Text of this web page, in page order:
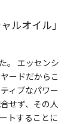
ルオイル」
。 エッセンシ
ードだからこ
ィブなパワー
せず、その人
トすることに